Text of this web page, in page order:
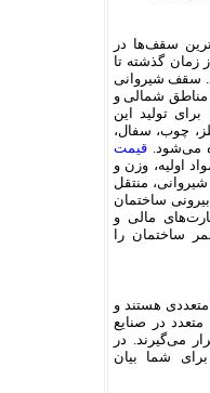
سقف‌ها در
گذشته تا
سقف شیروانی
مناطق شمالی و
تولید این
چوب، سفال،
می‌شود. قیمت
اولیه، وزن و
منتقل
ساختمان
مالی و
ساختمان را
هستند و
در صنایع
می‌گیرند. در
شما بیان